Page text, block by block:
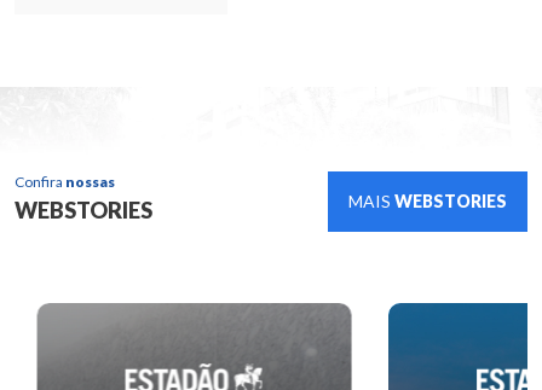
Confira nossas
WEBSTORIES MAIS WEBSTORIES